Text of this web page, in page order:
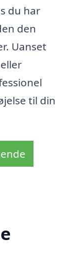
du har
den
Uanset
til din